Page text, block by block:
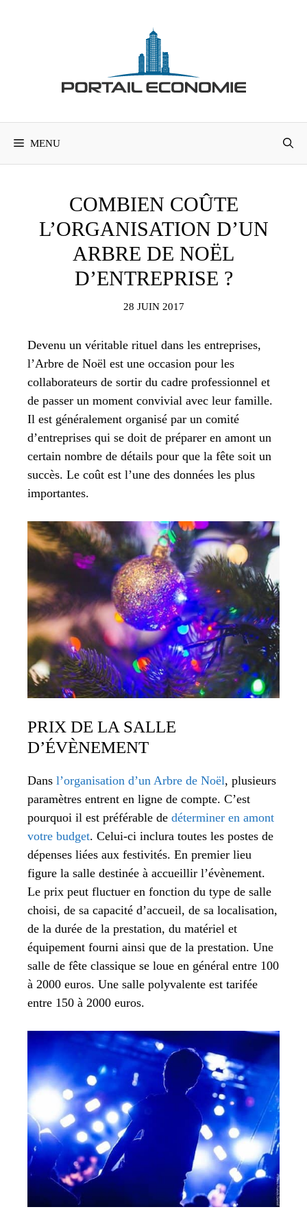
MENU
COMBIEN COÛTE
L’ORGANISATION D’UN
ARBRE DE NOËL
D’ENTREPRISE ?
28 JUIN 2017
Devenu un véritable rituel dans les entreprises,
l’Arbre de Noël est une occasion pour les
collaborateurs de sortir du cadre professionnel et
de passer un moment convivial avec leur famille.
Il est généralement organisé par un comité
d’entreprises qui se doit de préparer en amont un
certain nombre de détails pour que la fête soit un
succès. Le coût est l’une des données les plus
importantes.
PRIX DE LA SALLE
D’ÉVÈNEMENT
Dans l’organisation d’un Arbre de Noël, plusieurs
paramètres entrent en ligne de compte. C’est
pourquoi il est préférable de déterminer en amont
votre budget. Celui-ci inclura toutes les postes de
dépenses liées aux festivités. En premier lieu
figure la salle destinée à accueillir l’évènement.
Le prix peut fluctuer en fonction du type de salle
choisi, de sa capacité d’accueil, de sa localisation,
de la durée de la prestation, du matériel et
équipement fourni ainsi que de la prestation. Une
salle de fête classique se loue en général entre 100
à 2000 euros. Une salle polyvalente est tarifée
entre 150 à 2000 euros.